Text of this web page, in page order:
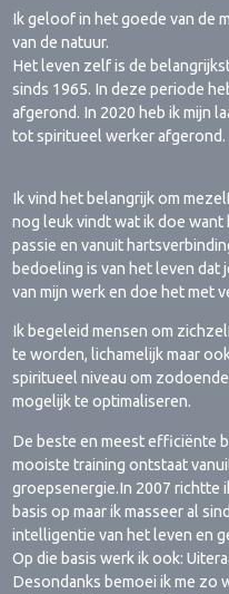
Ik geloof in het goede van de
van de natuur.
Het leven zelf is de
sinds 1965. In deze periode
afgerond. In 2020 heb ik mijn
tot spiritueel werker afgerond.
Ik vind het belangrijk om
nog leuk vindt wat ik doe want
passie en vanuit
bedoeling is van het leven dat
van mijn werk en doe het met
Ik begeleid mensen om
te worden, lichamelijk maar
spiritueel niveau om
mogelijk te optimaliseren.
De beste en meest efficiënte
mooiste training ontstaat
groepsenergie.In 2007 richtte
basis op maar ik masseer al
intelligentie van het leven en
Op die basis werk ik ook:
Desondanks bemoei ik me zo